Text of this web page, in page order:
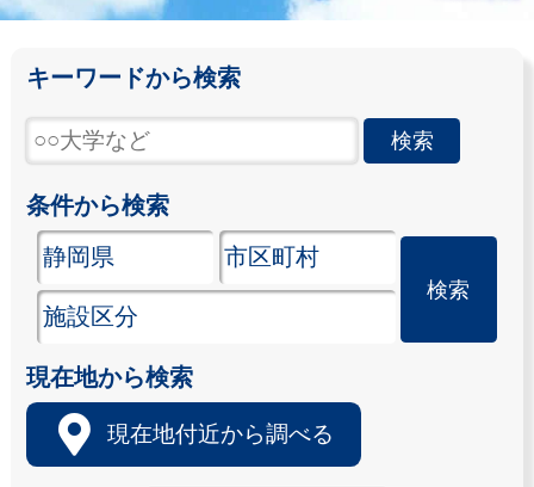
キーワードから検索
条件から検索
現在地から検索
現在地付近から調べる